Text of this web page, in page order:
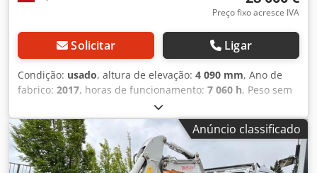
Preço fixo acresce IVA
Solicitar Ligar
Condição: usado, altura de elevação: 4 090 mm, Ano de
fabrico: 2017, horas de funcionamento: 7 060 h, Peso sem
carga: 5.000 kg Dksdpjy Egicofx Aigjr Dimensões (C x L x A):
551 x 184 x 252 cm Largura da esteira: 40 cm
Anúncio classificado